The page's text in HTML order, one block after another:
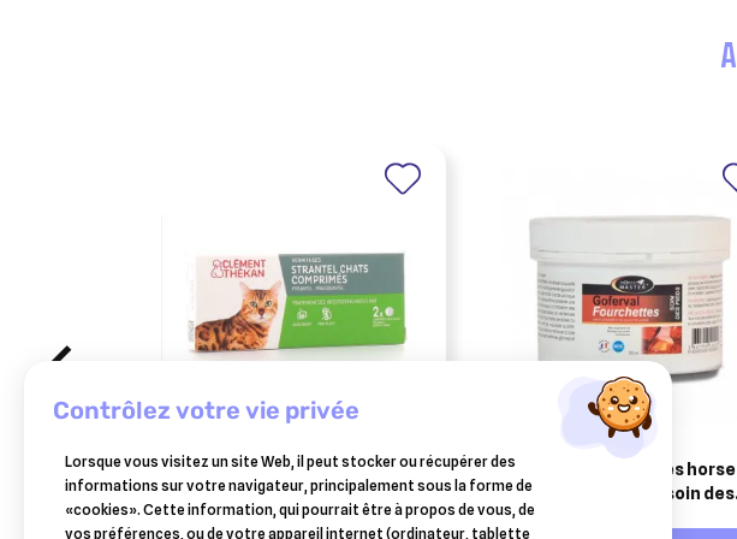
CLEMENT THEKAN
strantel vermifuges chats 2
comprimés
Ajouter au panier
goferval fourchettes horse
master crème 250g soin des
pieds du cheval
contrôlez votre vie privée
Lorsque vous visitez un site Web, il peut stocker ou récupérer des
informations sur votre navigateur, principalement sous la forme de
«cookies». Cette information, qui pourrait être à propos de vous, de
vos préférences, ou de votre appareil internet (ordinateur, tablette